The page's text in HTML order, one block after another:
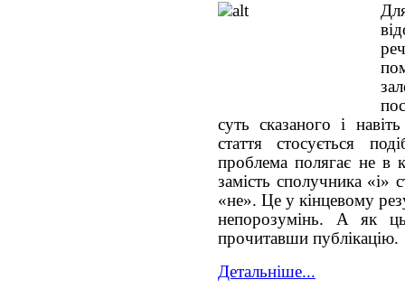
суть сказаного і
стаття стосується
проблема полягає не в
замість сполучника «і»
«не». Це у кінцевому
непорозумінь. А як
прочитавши публікацію.
Детальніше...